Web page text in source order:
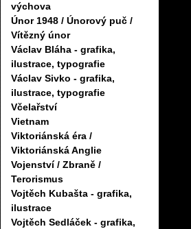
výchova
Únor 1948 / Únorový puč /
Vítězný únor
Václav Bláha - grafika,
ilustrace, typografie
Václav Sivko - grafika,
ilustrace, typografie
Včelařství
Vietnam
Viktoriánská éra /
Viktoriánská Anglie
Vojenství / Zbraně /
Terorismus
Vojtěch Kubašta - grafika,
ilustrace
Vojtěch Sedláček - grafika,